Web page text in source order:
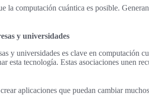
la computación cuántica es posible.
y universidades
y universidades es clave en computación
esta tecnología. Estas asociaciones unen
aplicaciones que puedan cambiar